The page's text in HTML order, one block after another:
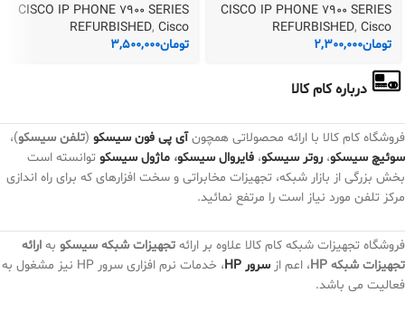
CISCO IP PHONE 7900 SERIES
REFURBISHED, Cisco
تومان2,300,000
CISCO IP PHONE 7900 SERIES
REFURBISHED, Cisco
تومان3,500,000
درباره کام کالا
فروشگاه کام کالا با ارائه محصولاتی همچونآی پی فون سیسکو (تلفن سیسکو)،
سوئیچ سیسکو، روتر سیسکو، فایروال سیسکو، ماژول سیسکو توانسته است
بخش بزرگی از بازار شبکه، تجهیزات مخابراتی و سخت افزارهای که برای راه اندازی
مرکز تلفن مورد نیاز است را مرتفع نمائید.
فروشگاه تجهیزات شبکه کام کالا علاوه بر ارائه تجهیزات شبکه سیسکو به ارائه
تجهیزات شبکه HP
، اعم از سرور HP
، خدمات نرم افزاری سرور HP نیز مشغول به
فعالیت می باشد.